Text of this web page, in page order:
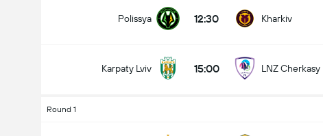
Polissya 12:30 Kharkiv
Karpaty Lviv 15:00 LNZ Cherkasy
Round 1